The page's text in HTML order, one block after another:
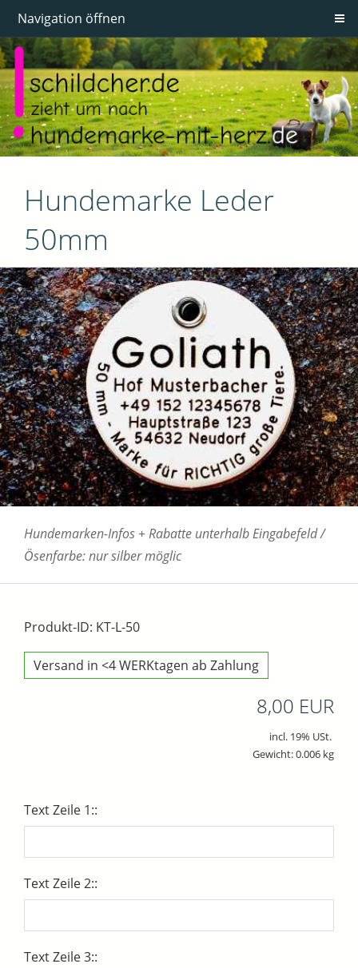
Navigation öffnen
Hundemarke Leder
50mm
Hundemarken-Infos + Rabatte unterhalb Eingabefeld /
Ösenfarbe: nur silber möglic
Produkt-ID: KT-L-50
Versand in <4 WERKtagen ab Zahlung
8,00 EUR
incl. 19% USt.
Gewicht: 0.006 kg
Text Zeile 1::
Text Zeile 2::
Text Zeile 3::